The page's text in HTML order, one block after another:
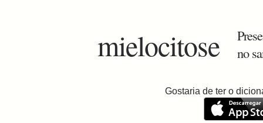
mielocitose
no
Gostaria de ter o